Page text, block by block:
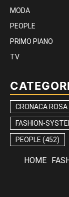
MODA
PEOPLE
PRIMO PIANO
TV
CRONACA ROSA
FASHION-
PEOPLE (452)
HOME